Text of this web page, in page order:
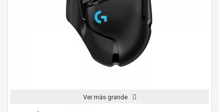
Ver más grande